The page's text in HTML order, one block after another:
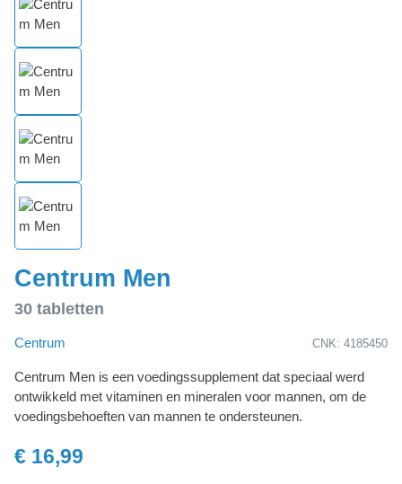
Centrum Men
30 tabletten
Centrum CNK: 4185450
Centrum Men is een voedingssupplement dat speciaal werd
ontwikkeld met vitaminen en mineralen voor mannen, om de
voedingsbehoeften van mannen te ondersteunen.
€ 16,99